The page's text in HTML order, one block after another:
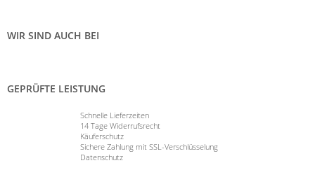
WIR SIND AUCH BEI
GEPRÜFTE LEISTUNG
Schnelle Lieferzeiten
14 Tage Widerrufsrecht
Käuferschutz
Sichere Zahlung mit SSL-Verschlüsselung
Datenschutz